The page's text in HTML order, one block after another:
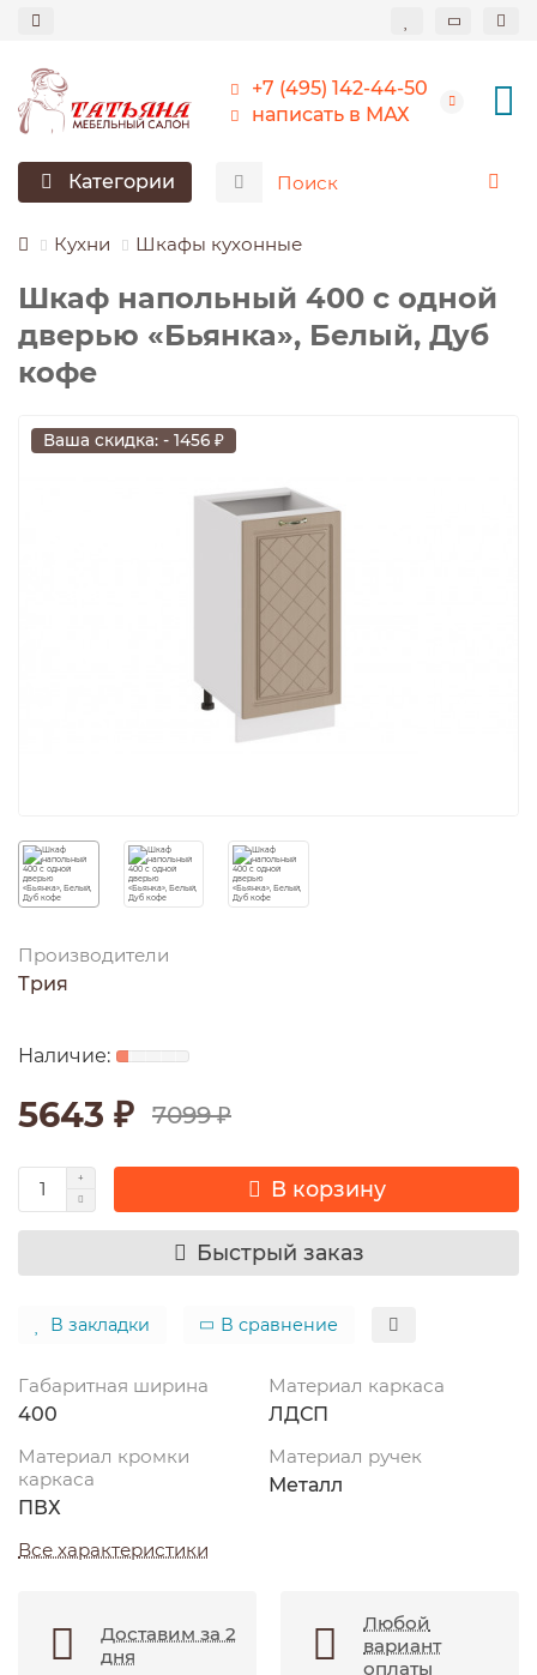
+7 (495) 142-44-50
написать в МАХ
Категории
Кухни Шкафы кухонные
Шкаф напольный 400 с одной
дверью «Бьянка», Белый, Дуб
кофе
Ваша скидка: - 1456 ₽
Производители
Трия
5643 ₽ 7099 ₽
В корзину
Быстрый заказ
В закладки В сравнение
Габаритная ширина
400
Материал каркаса
ЛДСП
Материал кромки
каркаса
ПВХ
Материал ручек
Металл
Все характеристики
Доставим за 2
дня
Любой
вариант
оплаты